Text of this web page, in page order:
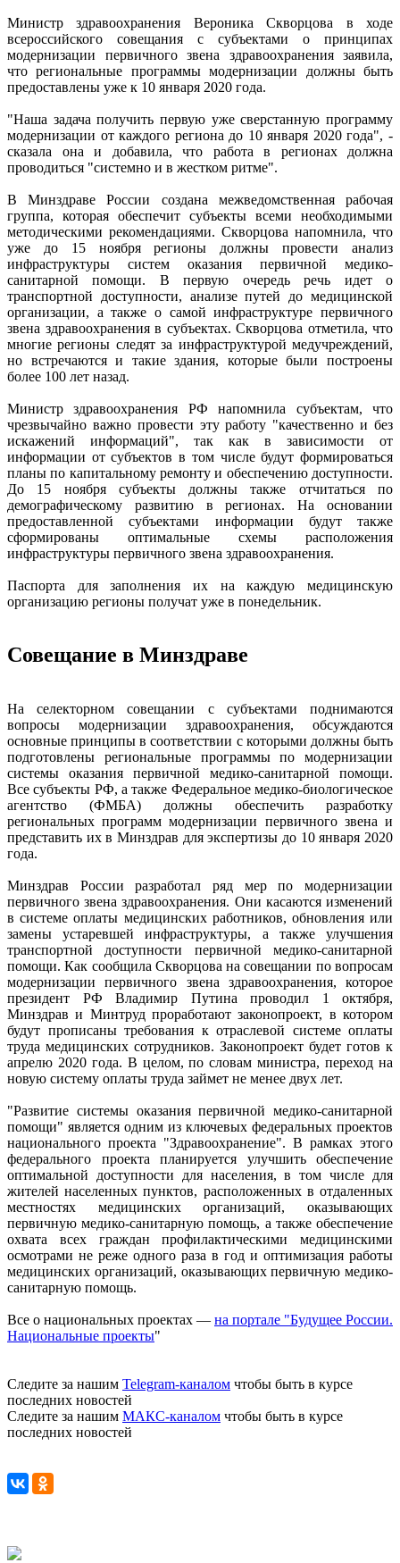
Министр здравоохранения Вероника Скворцова в ходе
всероссийского совещания с субъектами о принципах
модернизации первичного звена здравоохранения заявила,
что региональные программы модернизации должны быть
предоставлены уже к 10 января 2020 года.
"Наша задача получить первую уже сверстанную программу
модернизации от каждого региона до 10 января 2020 года", -
сказала она и добавила, что работа в регионах должна
проводиться "системно и в жестком ритме".
В Минздраве России создана межведомственная рабочая
группа, которая обеспечит субъекты всеми необходимыми
методическими рекомендациями. Скворцова напомнила, что
уже до 15 ноября регионы должны провести анализ
инфраструктуры систем оказания первичной медико-
санитарной помощи. В первую очередь речь идет о
транспортной доступности, анализе путей до медицинской
организации, а также о самой инфраструктуре первичного
звена здравоохранения в субъектах. Скворцова отметила, что
многие регионы следят за инфраструктурой медучреждений,
но встречаются и такие здания, которые были построены
более 100 лет назад.
Министр здравоохранения РФ напомнила субъектам, что
чрезвычайно важно провести эту работу "качественно и без
искажений информаций", так как в зависимости от
информации от субъектов в том числе будут формироваться
планы по капитальному ремонту и обеспечению доступности.
До 15 ноября субъекты должны также отчитаться по
демографическому развитию в регионах. На основании
предоставленной субъектами информации будут также
сформированы оптимальные схемы расположения
инфраструктуры первичного звена здравоохранения.
Паспорта для заполнения их на каждую медицинскую
организацию регионы получат уже в понедельник.
Совещание в Минздраве
На селекторном совещании с субъектами поднимаются
вопросы модернизации здравоохранения, обсуждаются
основные принципы в соответствии с которыми должны быть
подготовлены региональные программы по модернизации
системы оказания первичной медико-санитарной помощи.
Все субъекты РФ, а также Федеральное медико-биологическое
агентство (ФМБА) должны обеспечить разработку
региональных программ модернизации первичного звена и
представить их в Минздрав для экспертизы до 10 января 2020
года.
Минздрав России разработал ряд мер по модернизации
первичного звена здравоохранения. Они касаются изменений
в системе оплаты медицинских работников, обновления или
замены устаревшей инфраструктуры, а также улучшения
транспортной доступности первичной медико-санитарной
помощи. Как сообщила Скворцова на совещании по вопросам
модернизации первичного звена здравоохранения, которое
президент РФ Владимир Путина проводил 1 октября,
Минздрав и Минтруд проработают законопроект, в котором
будут прописаны требования к отраслевой системе оплаты
труда медицинских сотрудников. Законопроект будет готов к
апрелю 2020 года. В целом, по словам министра, переход на
новую систему оплаты труда займет не менее двух лет.
"Развитие системы оказания первичной медико-санитарной
помощи" является одним из ключевых федеральных проектов
национального проекта "Здравоохранение". В рамках этого
федерального проекта планируется улучшить обеспечение
оптимальной доступности для населения, в том числе для
жителей населенных пунктов, расположенных в отдаленных
местностях медицинских организаций, оказывающих
первичную медико-санитарную помощь, а также обеспечение
охвата всех граждан профилактическими медицинскими
осмотрами не реже одного раза в год и оптимизация работы
медицинских организаций, оказывающих первичную медико-
санитарную помощь.
Все о национальных проектах — на портале "Будущее России.
Национальные проекты"
Следите за нашим Telegram-каналом чтобы быть в курсе
последних новостей
Следите за нашим МАКС-каналом чтобы быть в курсе
последних новостей